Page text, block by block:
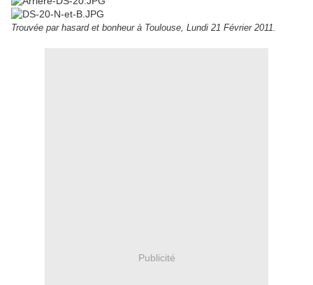
Trouvée par hasard et bonheur à Toulouse, Lundi 21 Février 2011.
Publicité